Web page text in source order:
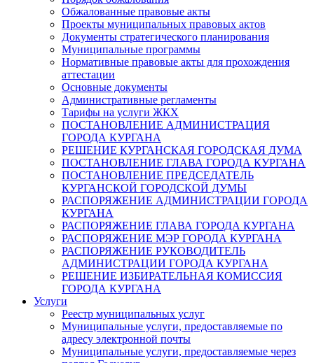
Обжалованные правовые акты
Проекты муниципальных правовых актов
Документы стратегического планирования
Муниципальные программы
Нормативные правовые акты для прохождения
аттестации
Основные документы
Административные регламенты
Тарифы на услуги ЖКХ
ПОСТАНОВЛЕНИЕ АДМИНИСТРАЦИЯ
ГОРОДА КУРГАНА
РЕШЕНИЕ КУРГАНСКАЯ ГОРОДСКАЯ ДУМА
ПОСТАНОВЛЕНИЕ ГЛАВА ГОРОДА КУРГАНА
ПОСТАНОВЛЕНИЕ ПРЕДСЕДАТЕЛЬ
КУРГАНСКОЙ ГОРОДСКОЙ ДУМЫ
РАСПОРЯЖЕНИЕ АДМИНИСТРАЦИИ ГОРОДА
КУРГАНА
РАСПОРЯЖЕНИЕ ГЛАВА ГОРОДА КУРГАНА
РАСПОРЯЖЕНИЕ МЭР ГОРОДА КУРГАНА
РАСПОРЯЖЕНИЕ РУКОВОДИТЕЛЬ
АДМИНИСТРАЦИИ ГОРОДА КУРГАНА
РЕШЕНИЕ ИЗБИРАТЕЛЬНАЯ КОМИССИЯ
ГОРОДА КУРГАНА
Услуги
Реестр муниципальных услуг
Муниципальные услуги, предоставляемые по
адресу электронной почты
Муниципальные услуги, предоставляемые через